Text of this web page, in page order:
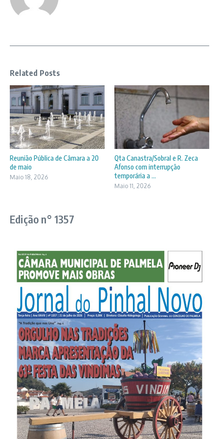
Related Posts
Reunião Pública de Câmara a 20
de maio
Maio 18, 2026
Qta Canastra/Sobral e R. Zeca
Afonso com interrupção
temporária a ...
Maio 11, 2026
Edição n° 1357